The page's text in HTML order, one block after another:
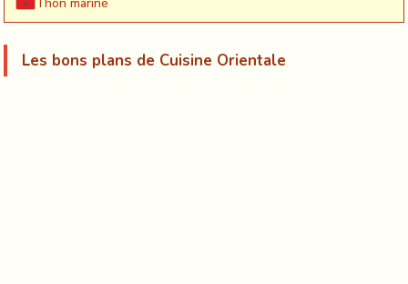
Les bons plans de Cuisine Orientale